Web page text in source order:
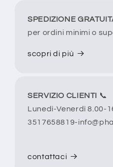
SPEDIZIONE
per ordini minimi o
scopri di più
SERVIZIO CLIENTI 📞​
Lunedì-Venerdì 8.00-
3517658819-
contattaci